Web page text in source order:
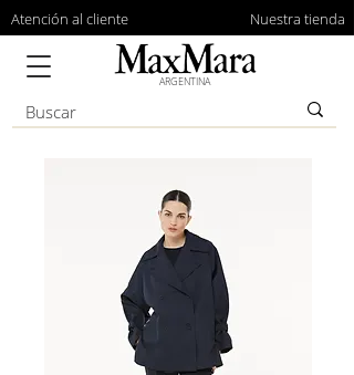
Atención al cliente Nuestra tienda
ARGENTINA